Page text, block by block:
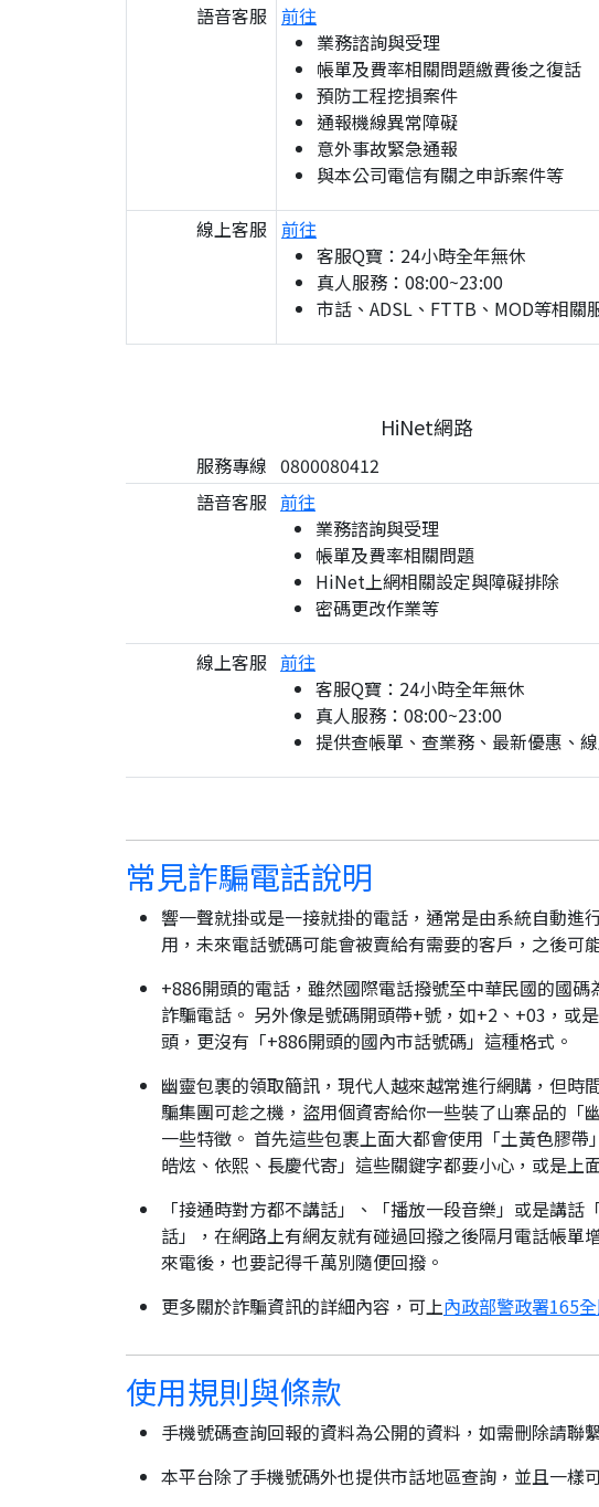
語音客服 前往
業務諮詢與受理
帳單及費率相關問題繳費後之復話
預防工程挖損案件
通報機線異常障礙
意外事故緊急通報
與本公司電信有關之申訴案件等
線上客服 前往
客服Q寶：24小時全年無休
真人服務：08:00~23:00
市話、ADSL、FTTB、MOD等相關
HiNet網路
服務專線 0800080412
語音客服 前往
業務諮詢與受理
帳單及費率相關問題
HiNet上網相關設定與障礙排除
密碼更改作業等
線上客服 前往
客服Q寶：24小時全年無休
真人服務：08:00~23:00
提供查帳單、查業務、最新優惠、
常見詐騙電話說明
響一聲就掛或是一接就掛的電話，通常是由系統自動
用，未來電話號碼可能會被賣給有需要的客戶，之後可
+886開頭的電話，雖然國際電話撥號至中華民國的國
詐騙電話。 另外像是號碼開頭帶+號，如+2、+03，或
頭，更沒有「+886開頭的國內市話號碼」這種格式。
幽靈包裹的領取簡訊，現代人越來越常進行網購，但
騙集團可趁之機，盜用個資寄給你一些裝了山寨品的「
一些特徵。 首先這些包裹上面大都會使用「土黃色膠
皓炫、依熙、長慶代寄」這些關鍵字都要小心，或是上
「接通時對方都不講話」、「播放一段音樂」或是講
話」，在網路上有網友就有碰過回撥之後隔月電話帳
來電後，也要記得千萬別隨便回撥。
更多關於詐騙資訊的詳細內容，可上內政部警政署165
使用規則與條款
手機號碼查詢回報的資料為公開的資料，如需刪除請聯
本平台除了手機號碼外也提供市話地區查詢，並且一樣